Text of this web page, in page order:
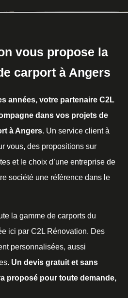
vous propose la
carport à Angers
années, votre partenaire C2L
dans vos projets de
à Angers. Un service client à
vous, des propositions sur
et le choix d’une entreprise de
société une référence dans le
la gamme de carports du
ici par C2L Rénovation. Des
personnalisées, aussi
Un devis gratuit et sans
proposé pour toute demande,